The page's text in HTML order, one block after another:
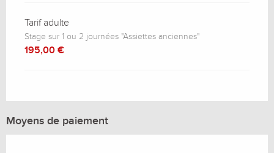
Tarif adulte
Stage sur 1 ou 2 journées "Assiettes anciennes"
195,00 €
Moyens de paiement